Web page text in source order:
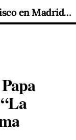
Ayuso rinde tributo al Papa Francisco en Madrid: “La muerte no tiene la última palabra”